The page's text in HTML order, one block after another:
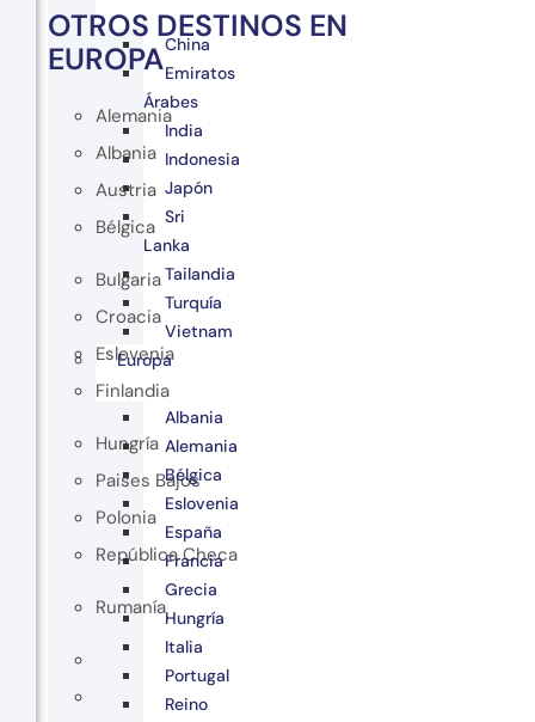
OTROS DESTINOS EN
EUROPA
Alemania
Albania
Austria
Bélgica
Bulgaria
Croacia
Eslovenia
Finlandia
Hungría
Paises Bajos
Polonia
República Checa
Rumanía
China
Emiratos
Árabes
India
Indonesia
Japón
Sri
Lanka
Tailandia
Turquía
Vietnam
Europa
Albania
Alemania
Bélgica
Eslovenia
España
Francia
Grecia
Hungría
Italia
Portugal
Reino